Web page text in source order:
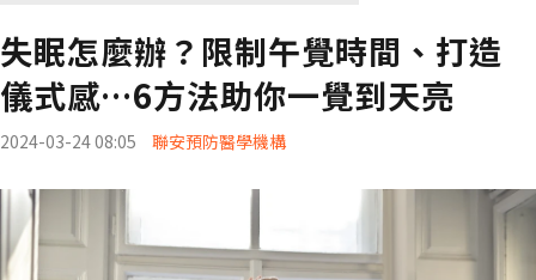
失眠怎麼辦？限制午覺時間、打造
儀式感…6方法助你一覺到天亮
2024-03-24 08:05 聯安預防醫學機構